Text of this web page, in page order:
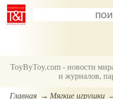
ToyByToy.com - новости
и журналов,
Главная Мягкие игрушки